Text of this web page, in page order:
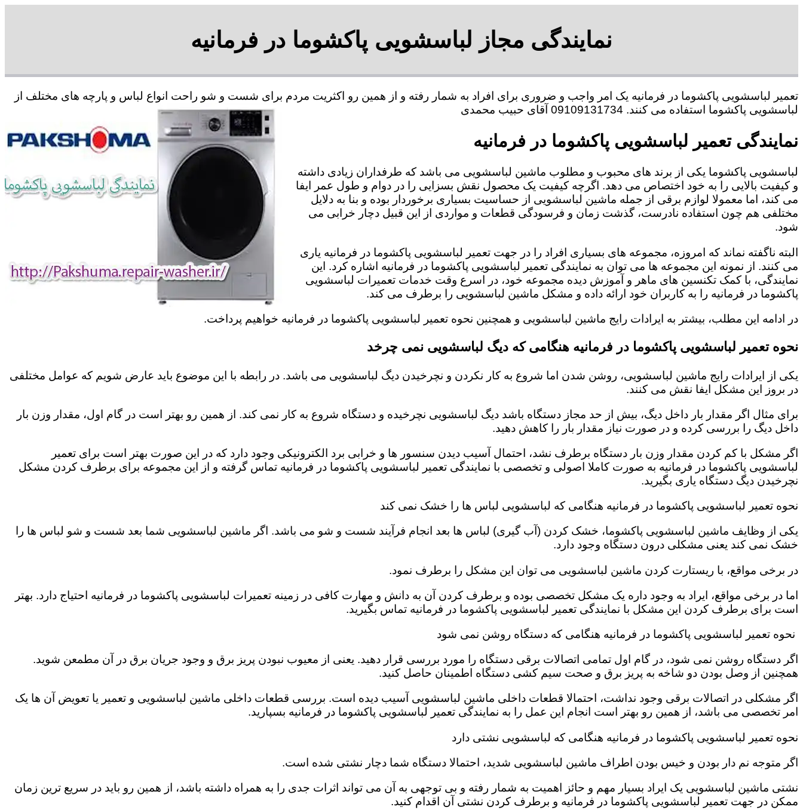
نمایندگی مجاز لباسشویی پاکشوما در فرمانیه
تعمیر لباسشویی پاکشوما در فرمانیه یک امر واجب و ضروری برای افراد به شمار رفته و از همین رو اکثریت مردم برای شست و شو راحت انواع لباس و پارچه های مختلف از
لباسشویی پاکشوما استفاده می کنند. 09109131734 آقای حبیب محمدی
نمایندگی تعمیر لباسشویی پاکشوما در فرمانیه
لباسشویی پاکشوما یکی از برند های محبوب و مطلوب ماشین لباسشویی می باشد که طرفداران زیادی داشته
و کیفیت بالایی را به خود اختصاص می دهد. اگرچه کیفیت یک محصول نقش بسزایی را در دوام و طول عمر ایفا
می کند، اما معمولا لوازم برقی از جمله ماشین لباسشویی از حساسیت بسیاری برخوردار بوده و بنا به دلایل
مختلفی هم چون استفاده نادرست، گذشت زمان و فرسودگی قطعات و مواردی از این قبیل دچار خرابی می
شود.
البته ناگفته نماند که امروزه، مجموعه های بسیاری افراد را در جهت تعمیر لباسشویی پاکشوما در فرمانیه یاری
می کنند. از نمونه این مجموعه ها می توان به نمایندگی تعمیر لباسشویی پاکشوما در فرمانیه اشاره کرد. این
نمایندگی، با کمک تکنسین های ماهر و آموزش دیده مجموعه خود، در اسرع وقت خدمات تعمیرات لباسشویی
پاکشوما در فرمانیه را به کاربران خود ارائه داده و مشکل ماشین لباسشویی را برطرف می کند.
در ادامه این مطلب، بیشتر به ایرادات رایج ماشین لباسشویی و همچنین نحوه تعمیر لباسشویی پاکشوما در فرمانیه خواهیم پرداخت.
نحوه تعمیر لباسشویی پاکشوما در فرمانیه هنگامی که دیگ لباسشویی نمی چرخد
یکی از ایرادات رایج ماشین لباسشویی، روشن شدن اما شروع به کار نکردن و نچرخیدن دیگ لباسشویی می باشد. در رابطه با این موضوع باید عارض شویم که عوامل مختلفی
در بروز این مشکل ایفا نقش می کنند.
برای مثال اگر مقدار بار داخل دیگ، بیش از حد مجاز دستگاه باشد دیگ لباسشویی نچرخیده و دستگاه شروع به کار نمی کند. از همین رو بهتر است در گام اول، مقدار وزن بار
داخل دیگ را بررسی کرده و در صورت نیاز مقدار بار را کاهش دهید‌.
اگر مشکل با کم کردن مقدار وزن بار دستگاه برطرف نشد، احتمال آسیب دیدن سنسور ها و خرابی برد الکترونیکی وجود دارد که در این صورت بهتر است برای تعمیر
لباسشویی پاکشوما در فرمانیه به صورت کاملا اصولی و تخصصی با نمایندگی تعمیر لباسشویی پاکشوما در فرمانیه تماس گرفته و از این مجموعه برای برطرف کردن مشکل
نچرخیدن دیگ دستگاه یاری بگیرید.
نحوه تعمیر لباسشویی پاکشوما در فرمانیه هنگامی که لباسشویی لباس ها را خشک نمی کند
یکی از وظایف ماشین لباسشویی پاکشوما، خشک کردن (آب گیری) لباس ها بعد انجام فرآیند شست و شو می باشد. اگر ماشین لباسشویی شما بعد شست و شو لباس ها را
خشک نمی کند یعنی مشکلی درون دستگاه وجود دارد.
در برخی مواقع، با ریستارت کردن ماشین لباسشویی می توان این مشکل را برطرف نمود.
اما در برخی مواقع، ایراد به وجود داره یک مشکل تخصصی بوده و برطرف کردن آن به دانش و مهارت کافی در زمینه تعمیرات لباسشویی پاکشوما در فرمانیه احتیاج دارد. بهتر
است برای برطرف کردن این مشکل با نمایندگی تعمیر لباسشویی پاکشوما در فرمانیه تماس بگیرید.
نحوه تعمیر لباسشویی پاکشوما در فرمانیه هنگامی که دستگاه روشن نمی شود
اگر دستگاه روشن نمی شود، در گام اول تمامی اتصالات برقی دستگاه را مورد بررسی قرار دهید. یعنی از معیوب نبودن پریز برق و وجود جریان برق در آن مطمعن شوید.
همچنین از وصل بودن دو شاخه به پریز برق و صحت سیم کشی دستگاه اطمینان حاصل کنید.
اگر مشکلی در اتصالات برقی وجود نداشت، احتمالا قطعات داخلی ماشین لباسشویی آسیب دیده است‌. بررسی قطعات داخلی ماشین لباسشویی و تعمیر یا تعویض آن ها یک
امر تخصصی می باشد، از همین رو بهتر است انجام این عمل را به نمایندگی تعمیر لباسشویی پاکشوما در فرمانیه بسپارید.
نحوه تعمیر لباسشویی پاکشوما در فرمانیه هنگامی که لباسشویی نشتی دارد
اگر متوجه نم دار بودن و خیس بودن اطراف ماشین لباسشویی شدید، احتمالا دستگاه شما دچار نشتی شده است‌.
نشتی ماشین لباسشویی یک ایراد بسیار مهم و حائز اهمیت به شمار رفته و بی توجهی به آن می تواند اثرات جدی را به همراه داشته باشد، از همین رو باید در سریع ترین زمان
ممکن در جهت تعمیر لباسشویی پاکشوما در فرمانیه و برطرف کردن نشتی آن اقدام کنید.